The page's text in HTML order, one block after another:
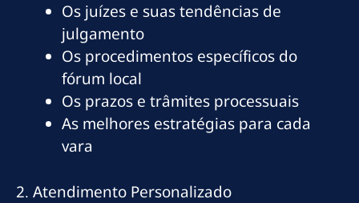
Os juízes e suas tendências de
julgamento
Os procedimentos específicos do
fórum local
Os prazos e trâmites processuais
As melhores estratégias para cada
vara
2. Atendimento Personalizado